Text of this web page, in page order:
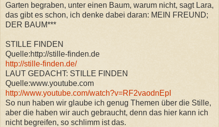
Garten begraben, unter einen Baum, warum nicht, sagt Lara,
das gibt es schon, ich denke dabei daran: MEIN FREUND;
DER BAUM***
STILLE FINDEN
Quelle:http://stille-finden.de
http://stille-finden.de/
LAUT GEDACHT: STILLE FINDEN
Quelle:www.youtube.com
http://www.youtube.com/watch?v=RF2vaodnEpI
So nun haben wir glaube ich genug Themen über die Stille,
aber die haben wir auch gebraucht, denn das hier kann ich
nicht begreifen, so schlimm ist das.